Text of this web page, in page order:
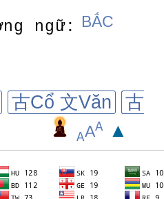
ngữ: BẮC
古Cổ 文Văn
古
AAA ▲